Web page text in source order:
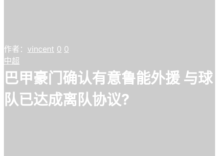
作者： vincent 0 0
中超
巴甲豪门确认有意鲁能外援 与球
队已达成离队协议?